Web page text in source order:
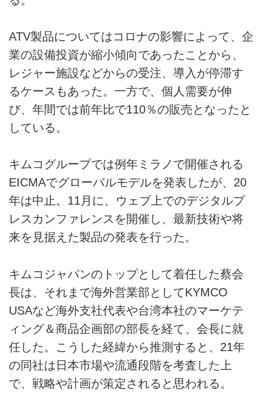
ATV製品についてはコロナの影響によって、企
業の設備投資が縮小傾向であったことから、
レジャー施設などからの受注、導入が停滞す
るケースもあった。一方で、個人需要が伸
び、年間では前年比で110％の販売となったと
している。
キムコグループでは例年ミラノで開催される
EICMAでグローバルモデルを発表したが、20
年は中止。11月に、ウェブ上でのデジタルプ
レスカンファレンスを開催し、最新技術や将
来を見据えた製品の発表を行った。
キムコジャパンのトップとして着任した蔡会
長は、それまで海外営業部としてKYMCO
USAなど海外支社代表や台湾本社のマーケテ
ィング＆商品企画部の部長を経て、会長に就
任した。こうした経緯から推測すると、21年
の同社は日本市場や流通段階を考査した上
で、戦略や計画が策定されると思われる。